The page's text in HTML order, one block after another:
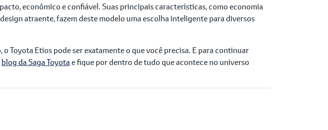
econômico e confiável. Suas principais características, como economia
atraente, fazem deste modelo uma escolha inteligente para diversos
Toyota Etios pode ser exatamente o que você precisa. E para continuar
blog da Saga Toyotae fique por dentro de tudo que acontece no universo